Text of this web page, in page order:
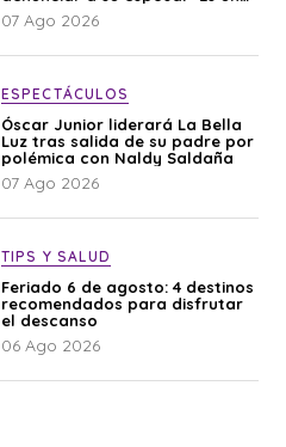
difamación”
07 Ago 2026
ESPECTÁCULOS
Óscar Junior liderará La Bella
Luz tras salida de su padre por
polémica con Naldy Saldaña
07 Ago 2026
TIPS Y SALUD
Feriado 6 de agosto: 4 destinos
recomendados para disfrutar
el descanso
06 Ago 2026